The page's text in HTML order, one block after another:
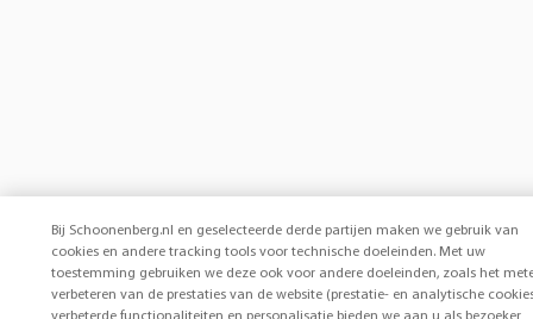
Bij Schoonenberg.nl en geselecteerde derde partijen maken we gebruik van
cookies en andere tracking tools voor technische doeleinden. Met uw
toestemming gebruiken we deze ook voor andere doeleinden, zoals het
verbeteren van de prestaties van de website (prestatie- en analytische